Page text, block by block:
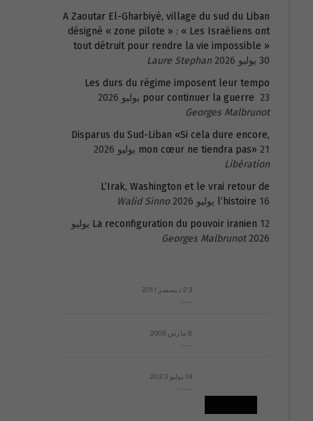
A Zaoutar El-Gharbiyé, village du sud du Liban
désigné « zone pilote » : « Les Israéliens ont
tout détruit pour rendre la vie impossible »
30 يوليو 2026
Laure Stephan
Les durs du régime imposent leur tempo
pour continuer la guerre 23 يوليو 2026
Georges Malbrunot
Disparus du Sud-Liban «Si cela dure encore,
mon cœur ne tiendra pas» 21 يوليو 2026
Libération
L’Irak, Washington et le vrai retour de
l’histoire 16 يوليو 2026
Walid Sinno
La reconfiguration du pouvoir iranien 12 يوليو
2026
Georges Malbrunot
23 ديسمبر 2011
8 مارس 2008
19 يوليو 2023